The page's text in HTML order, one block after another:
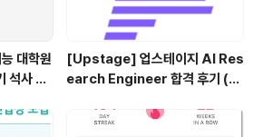
대학원
석사 지
[Upstage] 업스테이지 AI Res
earch Engineer 합격 후기 (정